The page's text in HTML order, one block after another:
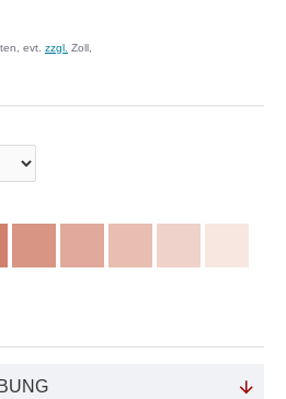
evt. zzgl. Zoll,